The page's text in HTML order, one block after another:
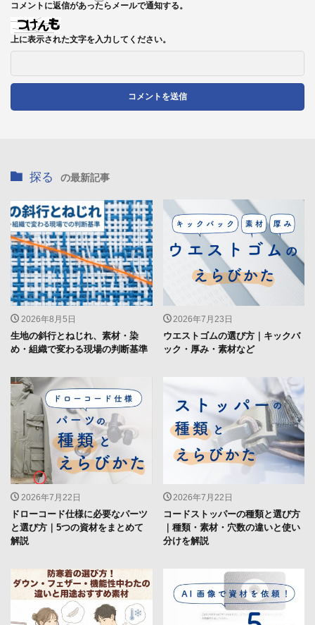
コメントに返信があったらメールで通知する。
上に表示された文字を入力してください。
探る の最新記事
2026年8月5日
生地の斜行とねじれ、素材・染
め・組織で変わる現場の判断基準
2026年7月23日
ウエストゴムの選び方｜キックバ
ック・厚み・素材など
2026年7月22日
ドローコード仕様に必要なパーツ
と選び方｜5つの資材をまとめて
解説
2026年7月22日
コードストッパーの種類と選び方
｜種類・素材・穴数の違いと使い
分けを解説